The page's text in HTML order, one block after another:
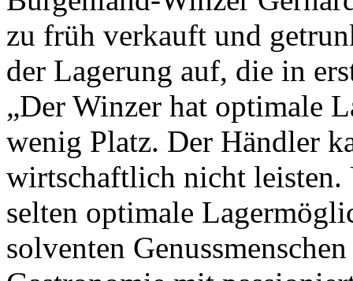
zu früh verkauft und
der Lagerung auf, die in
„Der Winzer hat optimale
wenig Platz. Der Händler
wirtschaftlich nicht leisten.
selten optimale
solventen